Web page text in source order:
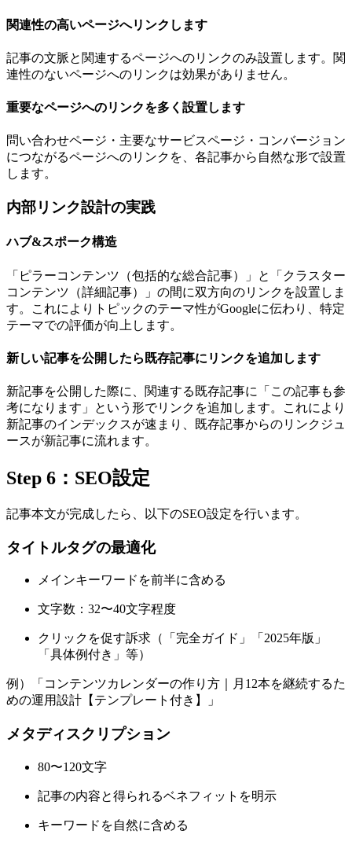
関連性の高いページへリンクします
記事の文脈と関連するページへのリンクのみ設置します。関
連性のないページへのリンクは効果がありません。
重要なページへのリンクを多く設置します
問い合わせページ・主要なサービスページ・コンバージョン
につながるページへのリンクを、各記事から自然な形で設置
します。
内部リンク設計の実践
ハブ&スポーク構造
「ピラーコンテンツ（包括的な総合記事）」と「クラスター
コンテンツ（詳細記事）」の間に双方向のリンクを設置しま
す。これによりトピックのテーマ性がGoogleに伝わり、特定
テーマでの評価が向上します。
新しい記事を公開したら既存記事にリンクを追加します
新記事を公開した際に、関連する既存記事に「この記事も参
考になります」という形でリンクを追加します。これにより
新記事のインデックスが速まり、既存記事からのリンクジュ
ースが新記事に流れます。
Step 6：SEO設定
記事本文が完成したら、以下のSEO設定を行います。
タイトルタグの最適化
メインキーワードを前半に含める
文字数：32〜40文字程度
クリックを促す訴求（「完全ガイド」「2025年版」
「具体例付き」等）
例）「コンテンツカレンダーの作り方｜月12本を継続するた
めの運用設計【テンプレート付き】」
メタディスクリプション
80〜120文字
記事の内容と得られるベネフィットを明示
キーワードを自然に含める